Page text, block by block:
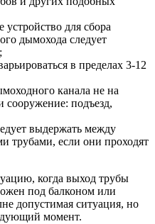
устройство для сбора
дымохода следует
в пределах 3-12
канала не на
сооружение: подъезд,
выдержать между
трубами, если они проходят
когда выход трубы
под балконом или
допустимая ситуация, но
момент.